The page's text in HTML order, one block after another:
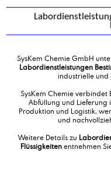
Lagerung Stückgut
Lanolin, technisch
Lanolin, wasserfrei,
Laureth 7
Laureth 7 -90%
Lauryl/Myristylalkohol 75/25
Laurylalkohol
Laurylalkoholethoxylat 12 EO
Laurylalkoholethoxylat 3 EO
SysKem Chemie GmbH
Labordienstleistungen
industrielle und
SysKem Chemie
Abfüllung und Lieferung
Produktion und Logistik,
und
Weitere Details zu
Flüssigkeitenentnehmen